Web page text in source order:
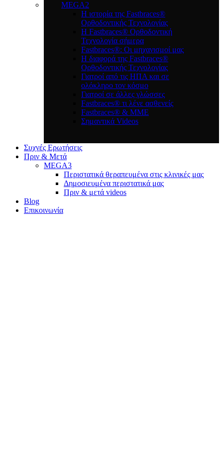
MEGA2
Η ιστορία της Fastbraces®
Ορθοδοντικής Τεχνολογίας
H Fastbraces® Ορθοδοντική
Τεχνολογία σήμερα
Fastbraces®: Οι μηχανισμοί μας
Η διαφορά της Fastbraces®
Ορθοδοντικής Τεχνολογίας
Γιατροί από τις ΗΠΑ και σε
ολόκληρο τον κόσμο
Γιατροί σε άλλες γλώσσες
Fastbraces® τι λένε ασθενείς
Fastbraces® & ΜΜΕ
Σημαντικά Videos
Συχνές Ερωτήσεις
Πριν & Μετά
MEGA3
Περιστατικά θεραπευμένα στις κλινικές μας
Δημοσιευμένα περιστατικά μας
Πριν & μετά videos
Blog
Επικοινωνία